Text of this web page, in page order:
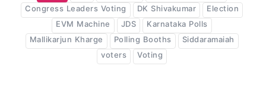
Congress Leaders Voting
DK Shivakumar
Election
EVM Machine
JDS
Karnataka Polls
Mallikarjun Kharge
Polling Booths
Siddaramaiah
voters
Voting